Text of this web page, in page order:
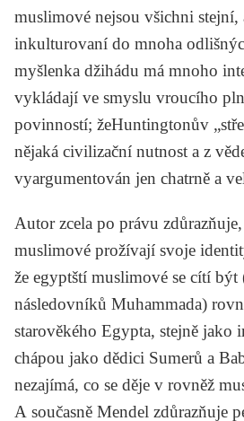
muslimové nejsou všichni stejní,
inkulturovaní do mnoha
myšlenka džihádu má mnoho
vykládají ve smyslu vroucího
povinností; žeHuntingtonův
nějaká civilizační nutnost a z
vyargumentován jen chatrně a
Autor zcela po právu
muslimové prožívají svoje
že egyptští muslimové se cítí být
následovníků Muhammada)
starověkého Egypta, stejně jako
chápou jako dědici Sumerů a
nezajímá, co se děje v rovněž
A současně Mendel zdůrazňuje